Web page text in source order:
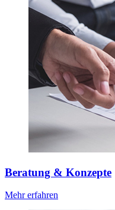
Beratung & Konzepte
Mehr erfahren